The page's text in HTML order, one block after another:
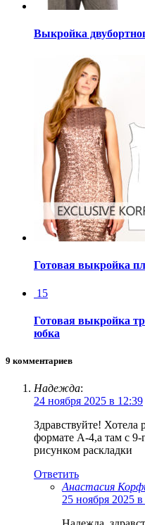
Выкройка
Готовая выкройка
15
Готовая выкройка
юбка
9 комментариев
Надежда:
24 ноября 2025 в 12:39
Здравствуйте! Хотела
формате А-4,а там с 9-
рисунком раскладки
Ответить
Анастасия
25 ноября 2025